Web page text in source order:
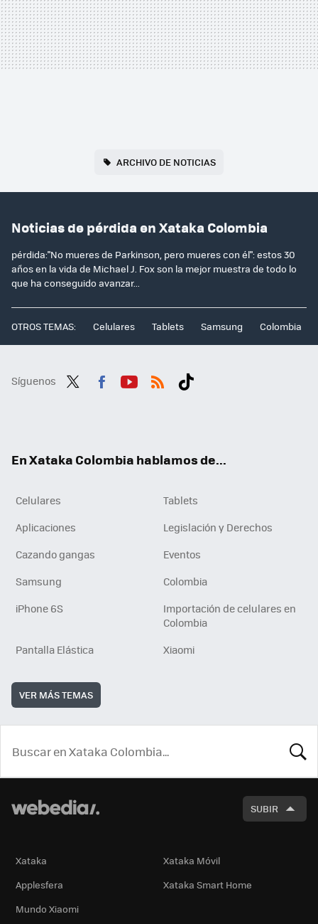
ARCHIVO DE NOTICIAS
Noticias de pérdida en Xataka Colombia
pérdida:"No mueres de Parkinson, pero mueres con él": estos 30
años en la vida de Michael J. Fox son la mejor muestra de todo lo
que ha conseguido avanzar...
OTROS TEMAS: Celulares Tablets Samsung Colombia
Síguenos
En Xataka Colombia hablamos de...
Celulares
Tablets
Aplicaciones
Legislación y Derechos
Cazando gangas
Eventos
Samsung
Colombia
iPhone 6S
Importación de celulares en
Colombia
Pantalla Elástica
Xiaomi
VER MÁS TEMAS
SUBIR
Xataka
Xataka Móvil
Applesfera
Xataka Smart Home
Mundo Xiaomi